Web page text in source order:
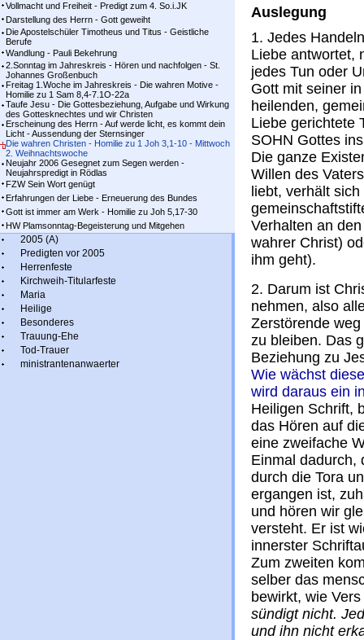
Vollmacht und Freiheit - Predigt zum 4. So.i.JK
Darstellung des Herrn - Gott geweiht
Die Apostelschüler Timotheus und Titus - Geistliche
Berufe
Wandlung - Pauli Bekehrung
2.Sonntag im Jahreskreis - Hören und nachfolgen - St.
Johannes Großenbuch
Freitag 1.Woche im Jahreskreis - Die wahren Motive -
Homilie zu 1 Sam 8,4-7.1O-22a
Taufe Jesu - Die Gottesbeziehung, Aufgabe und Wirkung
des Gottesknechtes und wir Christen
Erscheinung des Herrn - Auf werde licht, es kommt dein
Licht - Aussendung der Sternsinger
Die wahren Christen - Homilie zu 1 Joh 3,1-10 - Mittwoch
2. Weihnachtswoche
Neujahr 2006 Gesegnet zum Segen werden -
Neujahrspredigt in Rödlas
FZW Sein Wort genügt
Erfahrungen der Liebe - Erneuerung des Bundes
Gott ist immer am Werk - Homilie zu Joh 5,17-30
HW Plamsonntag-Begeisterung und Mitgehen
2005 (A)
Predigten vor 2005
Herrenfeste
Kirchweih-Titularfeste
Maria
Heilige
Besonderes
Trauung-Ehe
Tod-Trauer
ministrantenanwaerter
Auslegung
1. Jedes
Liebe antwortet,
jedes Tun oder
Gott mit seiner
heilenden,
Liebe gerichtete
SOHN Gottes
Die ganze
Willen des
liebt, verhält
Verhalten an
wahrer Christ)
ihm geht).
2. Darum ist
nehmen, also
Zerstörende
zu bleiben. Das
Beziehung zu
Wie wächst
wird daraus ein
Heiligen Schrift,
das Hören auf
eine zweifache
Einmal dadurch,
durch die Tora
ergangen ist,
und hören wir
versteht. Er ist
innerster
Zum zweiten
selber das
bewirkt, wie
sündigt nicht.
und ihn nicht